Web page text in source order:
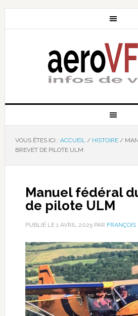
VOUS ÊTES ICI : ACCUEIL / HISTOIRE /
BREVET DE PILOTE ULM
Manuel fédéral
de pilote ULM
PUBLIÉ LE 1 AVRIL 2025PAR FRANÇOIS